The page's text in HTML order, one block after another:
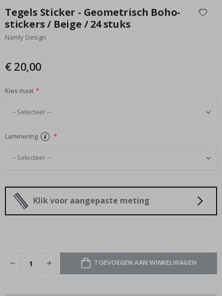
het
begin
van
gallerij
Tegels Sticker - Geometrisch Boho-
stickers / Beige / 24 stuks
Namly Design
€ 20,00
Kies maat
Laminering
Klik voor aangepaste meting
TOEVOEGEN AAN WINKELWAGEN